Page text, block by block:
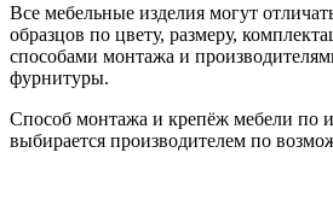
Все мебельные изделия могут
образцов по цвету, размеру,
способами монтажа и
фурнитуры.
Способ монтажа и крепёж мебели по
выбирается производителем по